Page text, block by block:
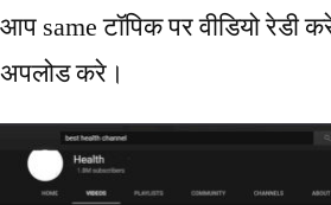
आप same टॉपिक पर वीडियो
अपलोड करे।